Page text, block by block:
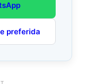
preferida